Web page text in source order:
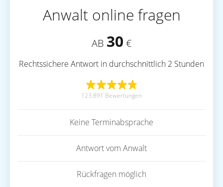
Anwalt online fragen
AB 30 €
Rechtssichere Antwort in durchschnittlich 2 Stunden
123.891 Bewertungen
Keine Terminabsprache
Antwort vom Anwalt
Rückfragen möglich